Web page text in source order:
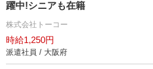
躍中!シニアも在籍
株式会社トーコー
時給1,250円
派遣社員 / 大阪府